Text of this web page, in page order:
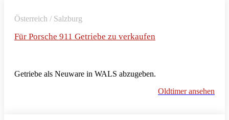
Österreich / Salzburg
Für Porsche 911 Getriebe zu verkaufen
Getriebe als Neuware in WALS abzugeben.
Oldtimer ansehen